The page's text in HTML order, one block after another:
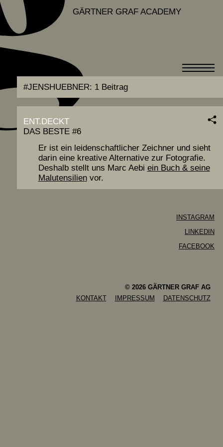
GÄRTNER GRAF ACADEMY
#JENSHUEBNER: 1 Beitrag
ENT.DECKT
DAS BESTE #6
Er ist ein leiden­schaftlicher Zeichner und sieht
darin eine kreative Alter­native zur Foto­grafie.
Deshalb stellt uns Marc Aebi ein Buch & seine
Mal­uten­silienvor.
INSTAGRAM
LINKEDIN
FACEBOOK
© 2026 GÄRTNER GRAF AG
KONTAKT
IMPRESSUM DATENSCHUTZ